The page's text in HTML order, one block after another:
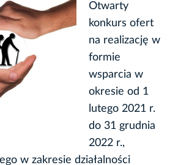
Otwarty
konkurs ofert
na realizację w
formie
wsparcia w
okresie od 1
lutego 2021 r.
do 31 grudnia
2022 r.,
w zakresie działalności